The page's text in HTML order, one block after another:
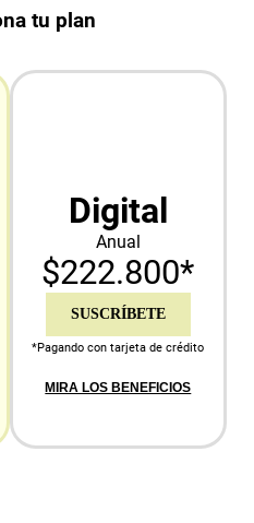
tu plan
Digital
Anual
$222.800*
SUSCRÍBETE
*Pagando con tarjeta de crédito
MIRA LOS BENEFICIOS